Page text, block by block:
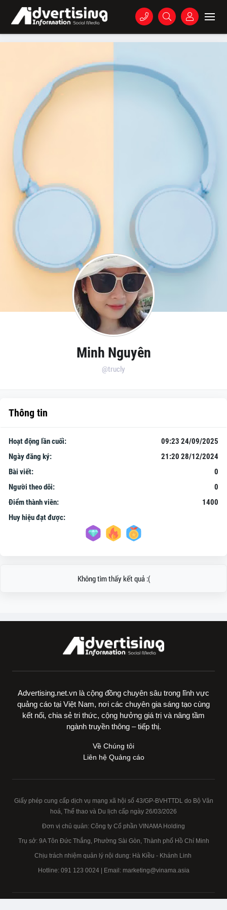
Minh Nguyên
@trucly
Không tìm thấy kết quả :(
Thông tin
Hoạt động lần cuối:
09:23 24/09/2025
Ngày đăng ký:
21:20 28/12/2024
Bài viết:
0
Người theo dõi:
0
Điểm thành viên:
1400
Huy hiệu đạt được:
Advertising.net.vn là cộng đồng chuyên sâu trong lĩnh vực
quảng cáo tại Việt Nam, nơi các chuyên gia sáng tạo cùng
kết nối, chia sẻ tri thức, cộng hưởng giá trị và nâng tầm
ngành truyền thông – tiếp thị.
Về Chúng tôi
Liên hệ Quảng cáo
Giấy phép cung cấp dịch vụ mạng xã hội số 43/GP-BVHTTDL do Bộ Văn
hoá, Thể thao và Du lịch cấp ngày 26/03/2026
Đơn vị chủ quản: Công ty Cổ phần VINAMA Holding
Trụ sở: 9A Tôn Đức Thắng, Phường Sài Gòn, Thành phố Hồ Chí Minh
Chịu trách nhiệm quản lý nội dung: Hà Kiều - Khánh Linh
Hotline: 091 123 0024| Email: marketing@vinama.asia